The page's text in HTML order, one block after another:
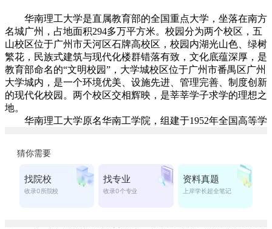
华南理工大学是直属教育部的全国重点大学，坐落在南方
名城广州，占地面积294多万平方米。校园分为两个校区，五
山校区位于广州市天河区石牌高校区，校园内湖光山色、绿树
繁花，民族式建筑与现代化楼群错落有致，文化底蕴深厚，是
教育部命名的“文明校园”，大学城校区位于广州市番禺区广州
大学城内，是一个环境优美、设施先进、管理完善、制度创新
的现代化校园。两个校区交相辉映，是莘莘学子求学的理想之
地。
华南理工大学原名华南工学院，组建于1952年全国高等学
础，调入湖南大学、武昌中华大学、武汉交通学院、南昌大
学、广西大学等5所院校部分工科系及专业组建而成，1988年
改为现名。学校办学历史悠久，作为组建基础的中山大学工学
院源于1931年成立的国立中山大学理工学院；华南联合大学理
工学院由1930年成立的私立广东国民大学工学院和1940年成立